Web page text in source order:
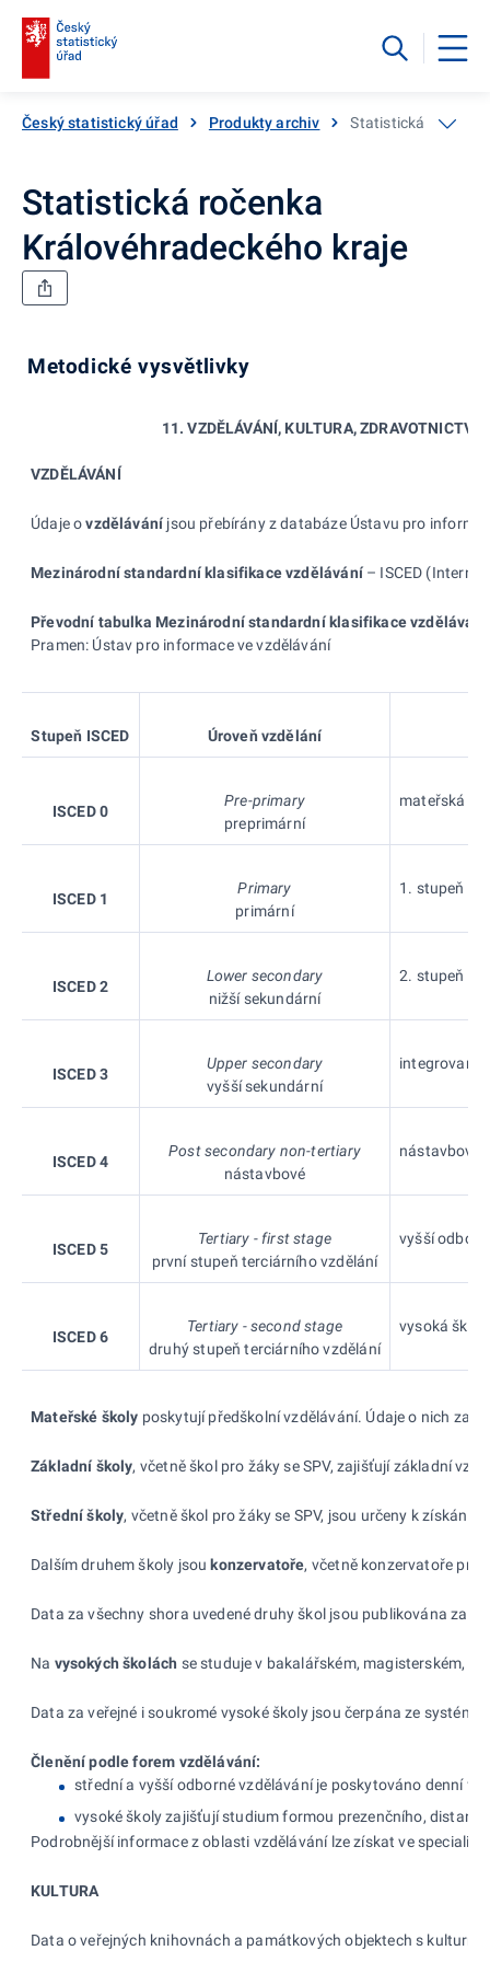
Český statistický úřad Produkty archiv Statistická ročenka
Statistická ročenka
Královéhradeckého kraje
Metodické vysvětlivky
11. VZDĚLÁVÁNÍ, KULTURA, ZDRAVOTNICTVÍ
VZDĚLÁVÁNÍ
Údaje ovzdělávání jsou přebírány z databáze Ústavu pro
Mezinárodní standardní klasifikace vzdělávání– ISCED
Převodní tabulka Mezinárodní standardní klasifikace vzdělávání
Pramen: Ústav pro informace ve vzdělávání
Stupeň ISCED Úroveň vzdělání
ISCED 0
Pre-primary
preprimární
mateřská
ISCED 1
Primary
primární
1. stupeň
ISCED 2
Lower secondary
nižší sekundární
2. stupeň
ISCED 3
Upper secondary
vyšší sekundární
integrovaný
ISCED 4
Post secondary non-tertiary
nástavbové
nástavbové
ISCED 5
Tertiary - first stage
první stupeň terciárního vzdělání
vyšší
ISCED 6
Tertiary - second stage
druhý stupeň terciárního vzdělání
vysoká
Mateřské školy poskytují předškolní vzdělávání. Údaje o nich
Základní školy, včetně škol pro žáky se SPV, zajišťují základní
Střední školy, včetně škol pro žáky se SPV, jsou určeny k
Dalším druhem školy jsou konzervatoře, včetně konzervatoře pro
Data za všechny shora uvedené druhy škol jsou publikována za
Na vysokých školách se studuje v bakalářském, magisterském,
Data za veřejné i soukromé vysoké školy jsou čerpána ze
Členění podle forem vzdělávání:
střední a vyšší odborné vzdělávání je poskytováno denní
vysoké školy zajišťují studium formou prezenčního,
Podrobnější informace z oblasti vzdělávání lze získat ve
KULTURA
Data o veřejných knihovnách a památkových objektech s